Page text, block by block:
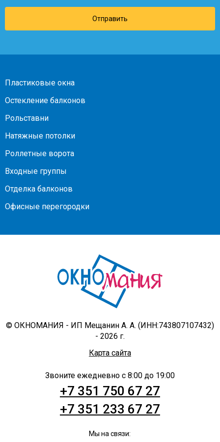
Отправить
Пластиковые окна
Остекление балконов
Рольставни
Натяжные потолки
Роллетные ворота
Входные группы
Отделка балконов
Офисные перегородки
© ОКНОМАНИЯ - ИП Мещанин А. А. (ИНН:743807107432)
- 2026 г.
Карта сайта
Звоните ежедневно с 8:00 до 19:00
+7 351 750 67 27
+7 351 233 67 27
Мы на связи: